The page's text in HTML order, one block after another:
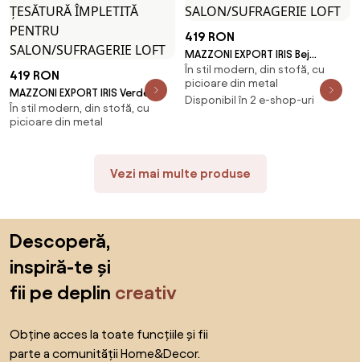
419 RON
MAZZONI EXPORT IRIS Verde
Măsliniu (material Basel 77) -
SCAUN MODERN TAPIȚAT CU
În stil modern, din stofă, cu
picioare din metal
419 RON
MAZZONI EXPORT IRIS Bej
(material Juto 4) / picioare
negre - SCAUN MODERN TAPIȚAT
PENTRU SALON/SUFRAGERIE LOFT
În stil modern, din stofă, cu
picioare din metal
Disponibil în 2 e-shop-uri
Vezi mai multe produse
Descoperă,
inspiră-te și
fii pe deplin creativ
Obține acces la toate funcțiile și fii
parte a comunității Home&Decor.